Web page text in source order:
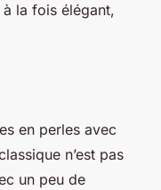
la fois élégant,
en perles avec
n’est pas
un peu de